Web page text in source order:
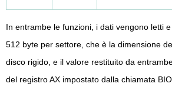
In entrambe le funzioni, i dati vengono letti
512 byte per settore, che è la dimensione
disco rigido, e il valore restituito da
del registro AX impostato dalla chiamata